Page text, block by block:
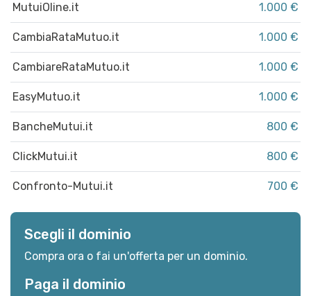
MutuiOline.it 1.000 €
CambiaRataMutuo.it 1.000 €
CambiareRataMutuo.it 1.000 €
EasyMutuo.it 1.000 €
BancheMutui.it 800 €
ClickMutui.it 800 €
Confronto-Mutui.it 700 €
Scegli il dominio
Compra ora o fai un'offerta per un dominio.
Paga il dominio